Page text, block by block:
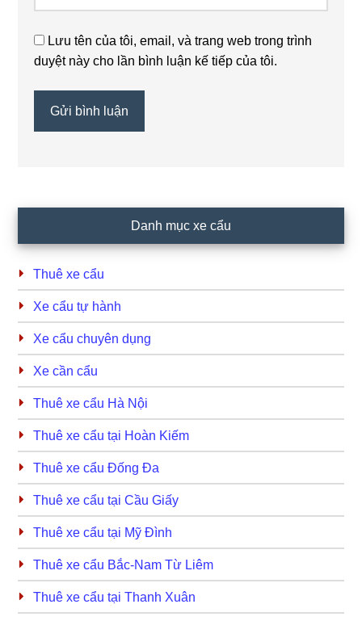
Lưu tên của tôi, email, và trang web trong trình
duyệt này cho lần bình luận kế tiếp của tôi.
Sidebar
Danh mục xe cẩu
Thuê xe cẩu
Xe cẩu tự hành
Xe cẩu chuyên dụng
Xe cần cẩu
Thuê xe cẩu Hà Nội
Thuê xe cẩu tại Hoàn Kiếm
Thuê xe cẩu Đống Đa
Thuê xe cẩu tại Cầu Giấy
Thuê xe cẩu tại Mỹ Đình
Thuê xe cẩu Bắc-Nam Từ Liêm
Thuê xe cẩu tại Thanh Xuân